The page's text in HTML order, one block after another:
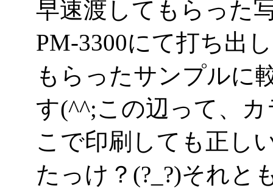
早速渡してもらった
PM-3300にて打ち出
もらったサンプルに
す(^^;この辺って、
こで印刷しても正し
たっけ？(?_?)それと